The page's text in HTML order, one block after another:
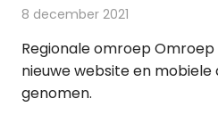
8 december 2021
Regionale omroep
nieuwe website en mobiele
genomen.